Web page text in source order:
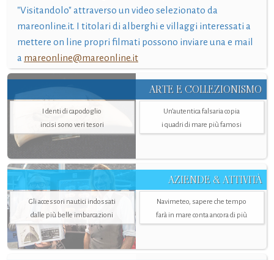
"Visitandolo" attraverso un video selezionato da
mareonline.it. I titolari di alberghi e villaggi interessati a
mettere on line propri filmati possono inviare una e mail
a mareonline@mareonline.it
ARTE E COLLEZIONISMO
I denti di capodoglio
incisi sono veri tesori
Un’autentica falsaria copia
i quadri di mare più famosi
AZIENDE & ATTIVITÀ
Gli accessori nautici indossati
dalle più belle imbarcazioni
Navimeteo, sapere che tempo
farà in mare conta ancora di più